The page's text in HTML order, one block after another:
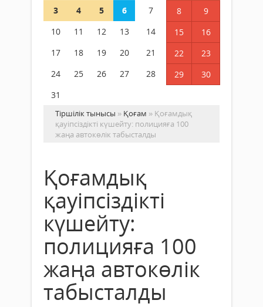
3
4 5 6 7 8
9
10
11 12 13 14 15
16
17
18 19 20 21 22
23
24
25 26 27 28 29
30
31
Тіршілік тынысы » Қоғам » Қоғамдық
қауіпсіздікті күшейту: полицияға 100
жаңа автокөлік табысталды
Қоғамдық
қауіпсіздікті
күшейту:
полицияға 100
жаңа автокөлік
табысталды